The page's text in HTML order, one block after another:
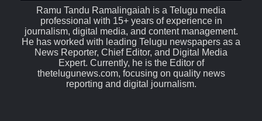
Ramu Tandu Ramalingaiah is a Telugu media
professional with 15+ years of experience in
journalism, digital media, and content management.
He has worked with leading Telugu newspapers as a
News Reporter, Chief Editor, and Digital Media
Expert. Currently, he is the Editor of
thetelugunews.com, focusing on quality news
reporting and digital journalism.